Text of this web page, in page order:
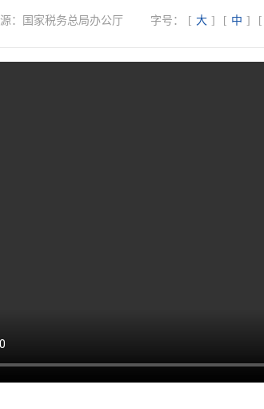
： 国家税务总局办公厅 字号： [ 大 ] [ 中 ] [